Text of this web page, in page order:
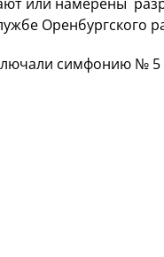
Оренбургского
симфонию №